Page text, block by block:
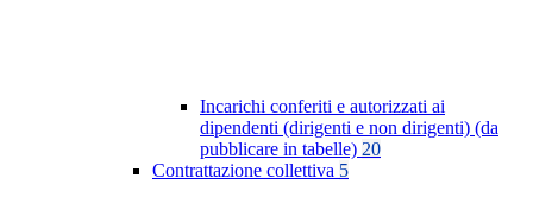
Incarichi conferiti e autorizzati ai
dipendenti (dirigenti e non dirigenti) (da
pubblicare in tabelle) 20
Contrattazione collettiva 5